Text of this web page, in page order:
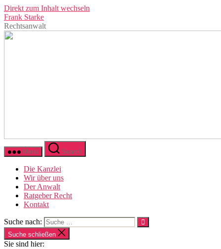
Direkt zum Inhalt wechseln
Frank Starke
Rechtsanwalt
Menü Search
Die Kanzlei
Wir über uns
Der Anwalt
Ratgeber Recht
Kontakt
Suche nach:
Suche schließen
Sie sind hier: